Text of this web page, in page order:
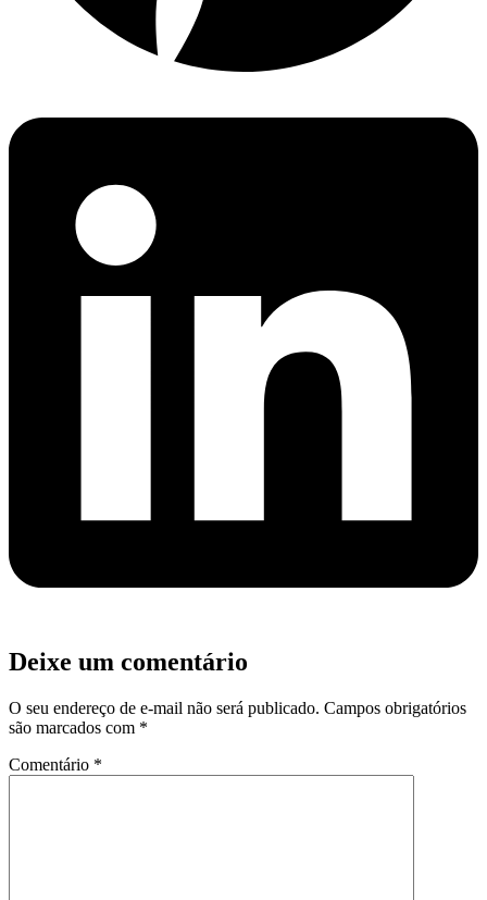
Deixe um comentário
O seu endereço de e-mail não será publicado. Campos obrigatórios
são marcados com *
Comentário *